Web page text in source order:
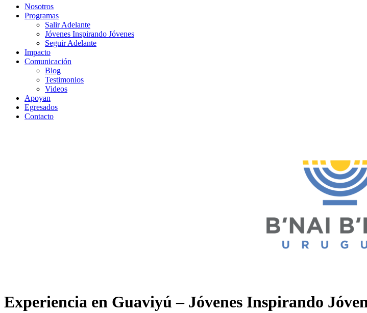
Nosotros
Programas
Salir Adelante
Jóvenes Inspirando Jóvenes
Seguir Adelante
Impacto
Comunicación
Blog
Testimonios
Videos
Apoyan
Egresados
Contacto
Experiencia en Guaviyú – Jóvenes Inspirando